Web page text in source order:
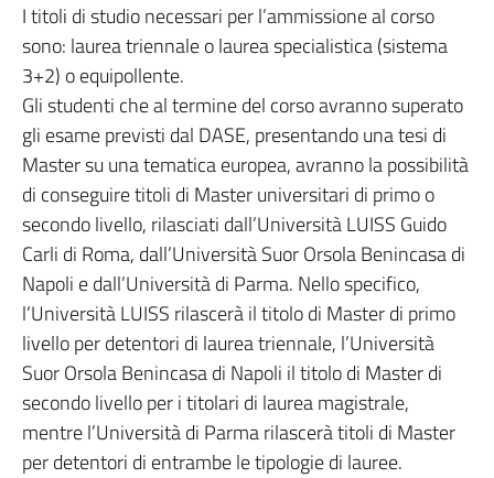
I titoli di studio necessari per l’ammissione al corso
sono: laurea triennale o laurea specialistica (sistema
3+2) o equipollente.
Gli studenti che al termine del corso avranno superato
gli esame previsti dal DASE, presentando una tesi di
Master su una tematica europea, avranno la possibilità
di conseguire titoli di Master universitari di primo o
secondo livello, rilasciati dall’Università LUISS Guido
Carli di Roma, dall’Università Suor Orsola Benincasa di
Napoli e dall’Università di Parma. Nello specifico,
l’Università LUISS rilascerà il titolo di Master di primo
livello per detentori di laurea triennale, l’Università
Suor Orsola Benincasa di Napoli il titolo di Master di
secondo livello per i titolari di laurea magistrale,
mentre l’Università di Parma rilascerà titoli di Master
per detentori di entrambe le tipologie di lauree.